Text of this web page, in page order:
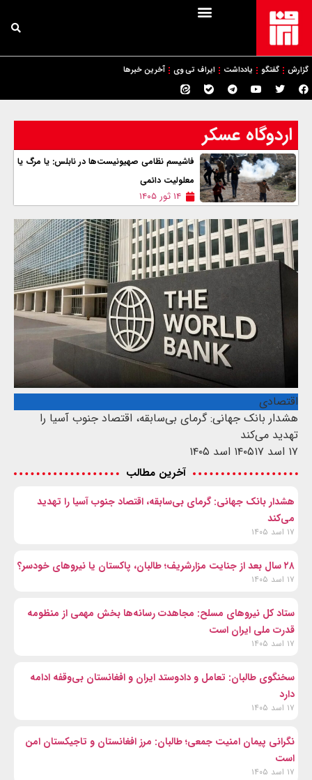
گزارش گفتگو یادداشت ایراف تی وی آخرین خبرها
اردوگاه عسکر
فاشیسم نظامی صهیونیست‌ها در نابلس: یا مرگ یا
معلولیت دائمی
۱۴ ثور ۱۴۰۵
اقتصادی
هشدار بانک جهانی: گرمای بی‌سابقه، اقتصاد جنوب آسیا را
تهدید می‌کند
۱۷ اسد ۱۴۰۵
۱۷ اسد ۱۴۰۵
آخرین مطالب
هشدار بانک جهانی: گرمای بی‌سابقه، اقتصاد جنوب آسیا را تهدید
می‌کند
۱۷ اسد ۱۴۰۵
۲۸ سال بعد از جنایت مزارشریف؛ طالبان، پاکستان یا نیروهای خودسر؟
۱۷ اسد ۱۴۰۵
ستاد کل نیروهای مسلح: مجاهدت رسانه‌ها بخش مهمی از منظومه
قدرت ملی ایران است
۱۷ اسد ۱۴۰۵
سخنگوی طالبان: تعامل و دادوستد ایران و افغانستان بی‌وقفه ادامه
دارد
۱۷ اسد ۱۴۰۵
نگرانی پیمان امنیت جمعی؛ طالبان: مرز افغانستان و تاجیکستان امن
است
۱۷ اسد ۱۴۰۵